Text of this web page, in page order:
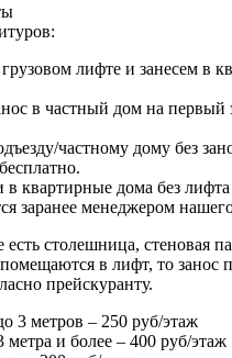
лифте и занесем в
в частный дом на первый
частному дому без
квартирные дома без
заранее менеджером
есть столешница, стеновая
в лифт, то занос
прейскуранту.
3 метров – 250 руб/этаж
и более – 400 руб/этаж